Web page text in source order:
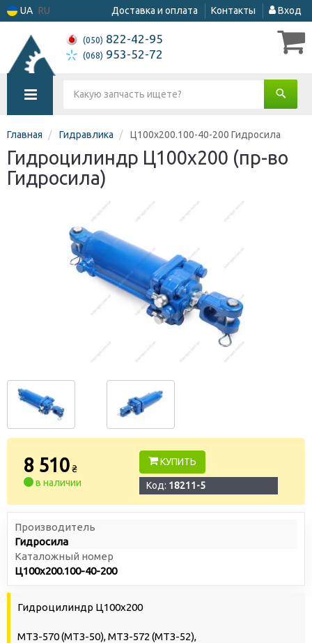
UA RU Доставка и оплата Контакты Вход
(050) 822-42-95
(068) 953-52-72
Главная Гидравлика Ц100х200.100-40-200 Гидросила
Гидроцилиндр Ц100х200 (пр-во
Гидросила)
8 510₴
в наличии
КУПИТЬ
Код: 18211-5
Производитель
Гидросила
Каталожный номер
Ц100х200.100-40-200
Гидроцилиндр Ц100х200
МТЗ-570 (МТЗ-50), МТЗ-572 (МТЗ-52),